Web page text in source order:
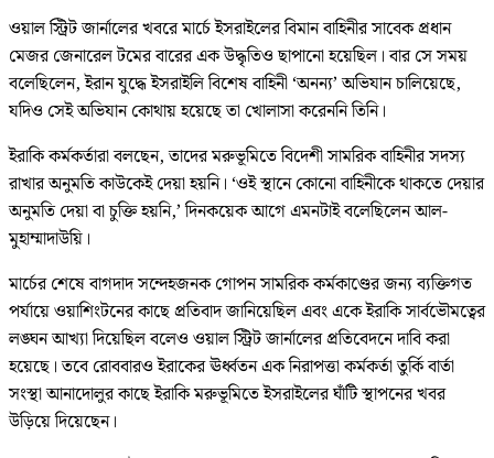
ওয়াল স্ট্রিট জার্নালের খবরে মার্চে ইসরাইলের বিমান বাহিনীর সাবেক প্রধান
মেজর জেনারেল টমের বারের এক উদ্ধৃতিও ছাপানো হয়েছিল। বার সে সময়
বলেছিলেন, ইরান যুদ্ধে ইসরাইলি বিশেষ বাহিনী ‘অনন্য’ অভিযান চালিয়েছে,
যদিও সেই অভিযান কোথায় হয়েছে তা খোলাসা করেননি তিনি।
ইরাকি কর্মকর্তারা বলছেন, তাদের মরুভূমিতে বিদেশী সামরিক বাহিনীর সদস্য
রাখার অনুমতি কাউকেই দেয়া হয়নি। ‘ওই স্থানে কোনো বাহিনীকে থাকতে দেয়ার
অনুমতি দেয়া বা চুক্তি হয়নি,’ দিনকয়েক আগে এমনটাই বলেছিলেন আল-
মুহাম্মাদাউয়ি।
মার্চের শেষে বাগদাদ সন্দেহজনক গোপন সামরিক কর্মকাণ্ডের জন্য ব্যক্তিগত
পর্যায়ে ওয়াশিংটনের কাছে প্রতিবাদ জানিয়েছিল এবং একে ইরাকি সার্বভৌমত্বের
লঙ্ঘন আখ্যা দিয়েছিল বলেও ওয়াল স্ট্রিট জার্নালের প্রতিবেদনে দাবি করা
হয়েছে। তবে রোববারও ইরাকের ঊর্ধ্বতন এক নিরাপত্তা কর্মকর্তা তুর্কি বার্তা
সংস্থা আনাদোলুর কাছে ইরাকি মরুভূমিতে ইসরাইলের ঘাঁটি স্থাপনের খবর
উড়িয়ে দিয়েছেন।